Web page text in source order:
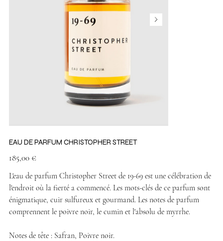
EAU DE PARFUM CHRISTOPHER STREET
Prix
185,00 €
L'eau de parfum Christopher Street de 19-69 est une célébration de
l'endroit où la fierté a commencé. Les mots-clés de ce parfum sont
énigmatique, cuir sulfureux et gourmand. Les notes de parfum
comprennent le poivre noir, le cumin et l'absolu de myrrhe.
Notes de tête : Safran, Poivre noir.